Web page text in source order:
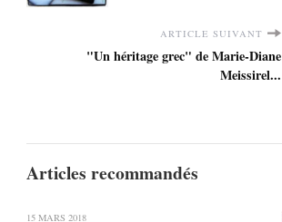
ARTICLE SUIVANT
"Un héritage grec" de Marie-Diane
Meissirel...
Articles recommandés
15 MARS 2018